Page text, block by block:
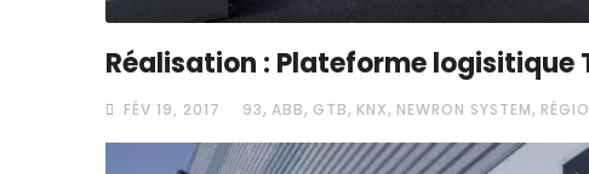
Réalisation : Plateforme logisitique
FÉV 19, 2017 93, ABB, GTB, KNX, NEWRON SYSTEM,